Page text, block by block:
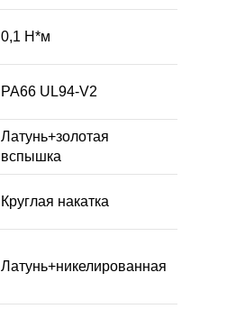
0,1 Н*м
PA66 UL94-V2
Латунь+золотая
вспышка
Круглая накатка
Латунь+никелированная